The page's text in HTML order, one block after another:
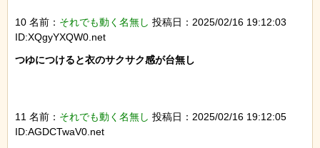
10 名前： それでも動く名無し 投稿日：2025/02/16 19:12:03
ID:XQgyYXQW0.net
つゆにつけると衣のサクサク感が台無し
11 名前： それでも動く名無し 投稿日：2025/02/16 19:12:05
ID:AGDCTwaV0.net